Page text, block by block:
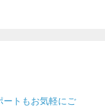
トもお気軽にご